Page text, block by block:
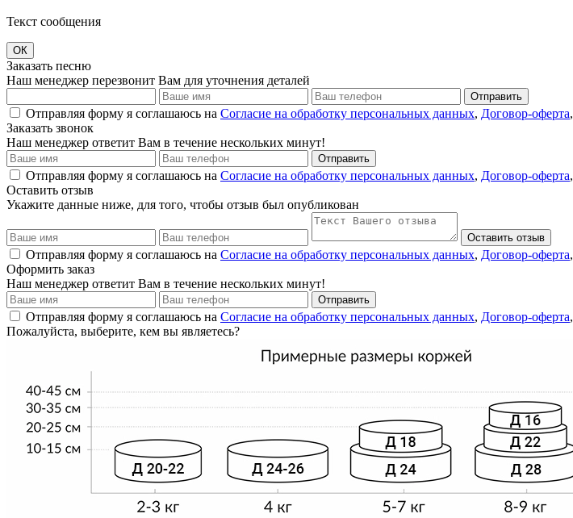
Текст сообщения
ОК
Заказать песню
Наш менеджер перезвонит Вам для уточнения деталей
Отправить
Отправляя форму я соглашаюсь на Согласие на обработку персональных данных, Договор-оферта,
Заказать звонок
Наш менеджер ответит Вам в течение нескольких минут!
Отправить
Отправляя форму я соглашаюсь на Согласие на обработку персональных данных, Договор-оферта,
Оставить отзыв
Укажите данные ниже, для того, чтобы отзыв был опубликован
Оставить отзыв
Отправляя форму я соглашаюсь на Согласие на обработку персональных данных, Договор-оферта,
Оформить заказ
Наш менеджер ответит Вам в течение нескольких минут!
Отправить
Отправляя форму я соглашаюсь на Согласие на обработку персональных данных, Договор-оферта,
Пожалуйста, выберите, кем вы являетесь?